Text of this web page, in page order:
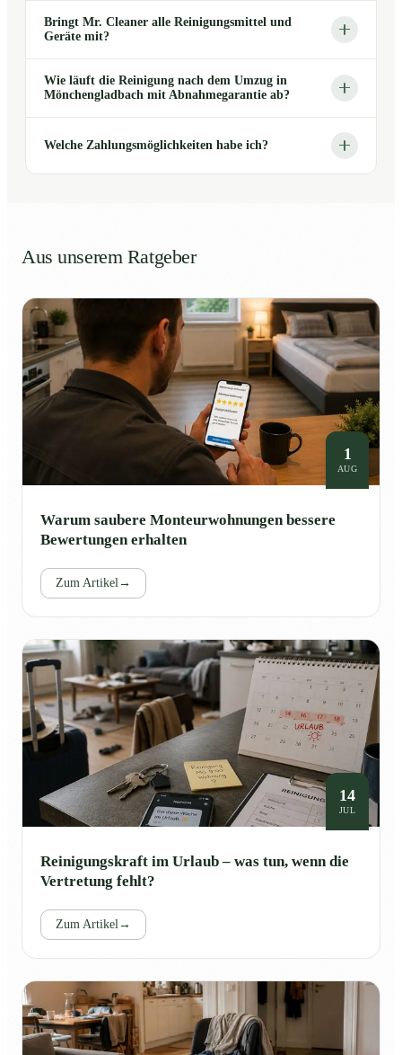
Bringt Mr. Cleaner alle Reinigungsmittel und
Geräte mit?
Wie läuft die Reinigung nach dem Umzug in
Mönchengladbach mit Abnahmegarantie ab?
Welche Zahlungsmöglichkeiten habe ich?
Aus unserem Ratgeber
1
AUG
Warum saubere Monteurwohnungen bessere
Bewertungen erhalten
Zum Artikel →
14
JUL
Reinigungskraft im Urlaub – was tun, wenn die
Vertretung fehlt?
Zum Artikel →